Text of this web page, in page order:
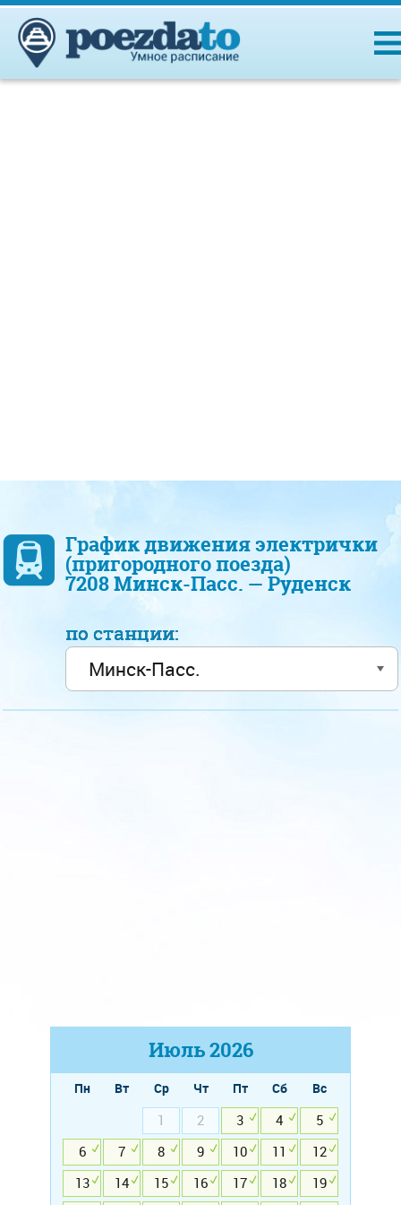
График движения электрички
(пригородного поезда)
7208 Минск-Пасс. — Руденск
по станции:
Июль2026
Пн Вт Ср Чт Пт Сб
Вс
1
2 3 4
5
6
7 8 9 10 11
12
13
14 15 16 17 18
19